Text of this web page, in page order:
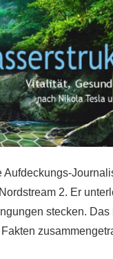
2. Er
stecken. Das